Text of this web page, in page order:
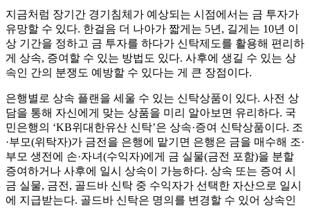
지금처럼 장기간 경기침체가 예상되는 시점에서는 금 투자가
유망할 수 있다. 한걸음 더 나아가 짧게는 5년, 길게는 10년 이
상 기간을 정하고 금 투자를 하다가 신탁제도를 활용해 편리하
게 상속, 증여할 수 있는 방법도 있다. 사후에 생길 수 있는 상
속인 간의 분쟁도 예방할 수 있다는 게 큰 장점이다.
은행별로 상속 플랜을 세울 수 있는 신탁상품이 있다. 사전 상
담을 통해 자신에게 맞는 상품을 미리 알아보면 유리하다. 국
민은행의 ‘KB위대한유산 신탁’은 상속·증여 신탁상품이다. 조
·부모(위탁자)가 금전을 은행에 맡기면 은행은 금을 매수해 조·
부모 생전에 손·자녀(수익자)에게 금 실물(금전 포함)을 분할
증여하거나 사후에 일시 상속이 가능하다. 상속 또는 증여 시
금 실물, 금전, 골드바 신탁 중 수익자가 선택한 자산으로 일시
에 지급받는다. 골드바 신탁은 명의를 변경할 수 있어 상속인